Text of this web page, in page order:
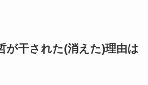
が干された(消えた)理由は